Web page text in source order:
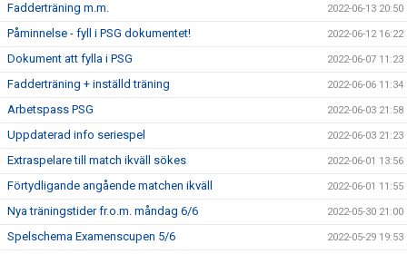
Fadderträning m.m. 2022-06-13 20:50
Påminnelse - fyll i PSG dokumentet! 2022-06-12 16:22
Dokument att fylla i PSG 2022-06-07 11:23
Fadderträning + inställd träning 2022-06-06 11:34
Arbetspass PSG 2022-06-03 21:58
Uppdaterad info seriespel 2022-06-03 21:23
Extraspelare till match ikväll sökes 2022-06-01 13:56
Förtydligande angående matchen ikväll 2022-06-01 11:55
Nya träningstider fr.o.m. måndag 6/6 2022-05-30 21:00
Spelschema Examenscupen 5/6 2022-05-29 19:53